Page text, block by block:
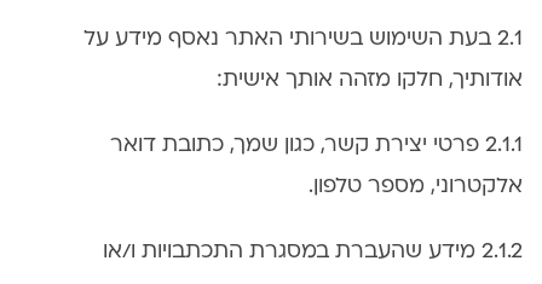
2.1 בעת השימוש בשירותי האתר נאסף מידע על
אודותיך, חלקו מזהה אותך אישית:
2.1.1 פרטי יצירת קשר, כגון שמך, כתובת דואר
אלקטרוני, מספר טלפון.
2.1.2 מידע שהעברת במסגרת התכתבויות ו/או